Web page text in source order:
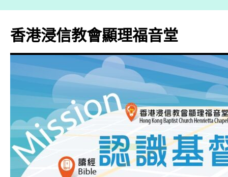
香港浸信教會顯理福音堂